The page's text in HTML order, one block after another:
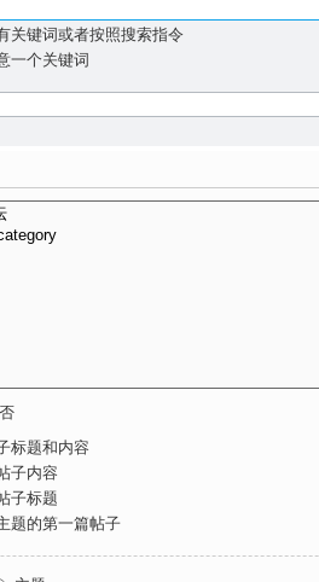
关键词或者按照搜索指令
一个关键词
否
标题和内容
子内容
子标题
题的第一篇帖子